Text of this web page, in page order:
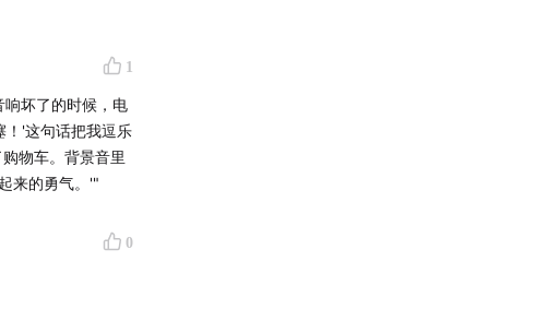
。饮食方面，
训练与恢复。
过程，分享了
疾人体育发展。
⼊云南省残疾
1
坏了的时候，电
！'这句话把我逗乐
物车。背景音里
来的勇气。'"
0